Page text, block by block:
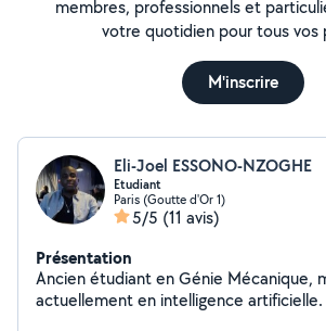
membres, professionnels et
votre quotidien pour tous vos
M'inscrire
Eli-Joel ESSONO-NZOGHE
Etudiant
Paris (Goutte d'Or 1)
5/5 (11 avis)
Présentation
Ancien étudiant en Génie Mécanique,
actuellement en intelligence artificielle.